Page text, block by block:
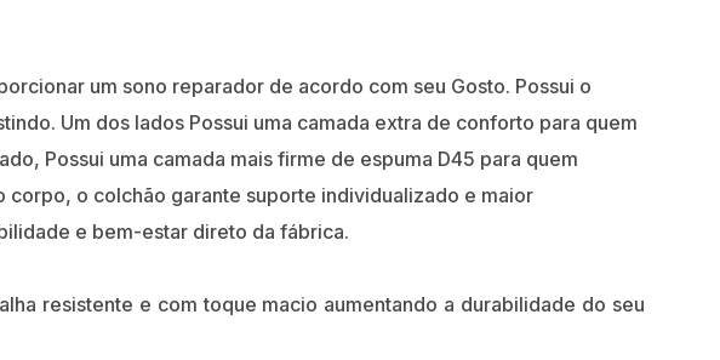
um sono reparador de acordo com seu Gosto. Possui o
Um dos lados Possui uma camada extra de conforto para quem
Possui uma camada mais firme de espuma D45 para quem
corpo, o colchão garante suporte individualizado e maior
e bem-estar direto da fábrica.
resistente e com toque macio aumentando a durabilidade do seu